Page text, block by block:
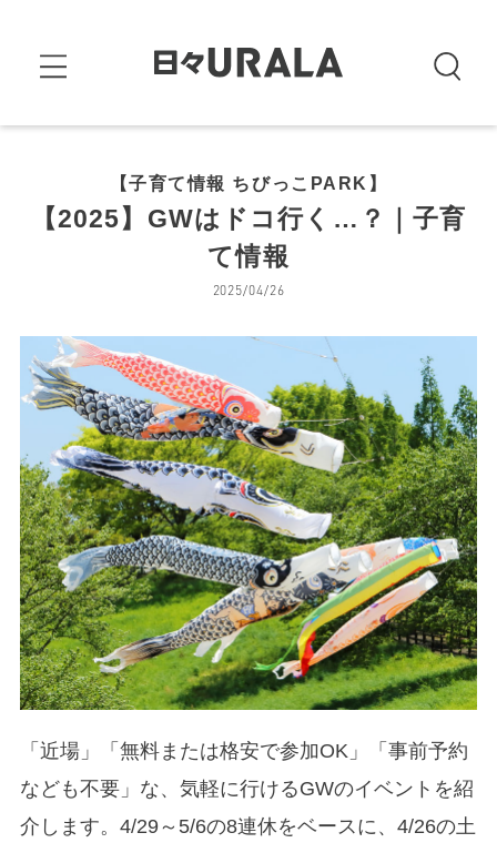
【子育て情報 ちびっこPARK】
【2025】GWはドコ行く…？｜子育
て情報
2025/04/26
「近場」「無料または格安で参加OK」「事前予約
なども不要」な、気軽に行けるGWのイベントを紹
介します。4/29～5/6の8連休をベースに、4/26の土